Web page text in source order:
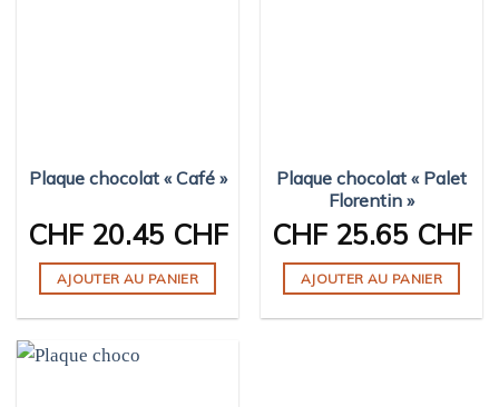
Plaque chocolat « Café »
CHF20.45 CHF
AJOUTER AU PANIER
Plaque chocolat « Palet
Florentin »
CHF25.65 CHF
AJOUTER AU PANIER